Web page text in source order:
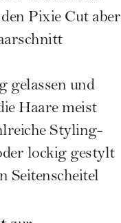
Pixie Cut aber
gelassen und
Haare meist
Styling-
lockig gestylt
Seitenscheitel